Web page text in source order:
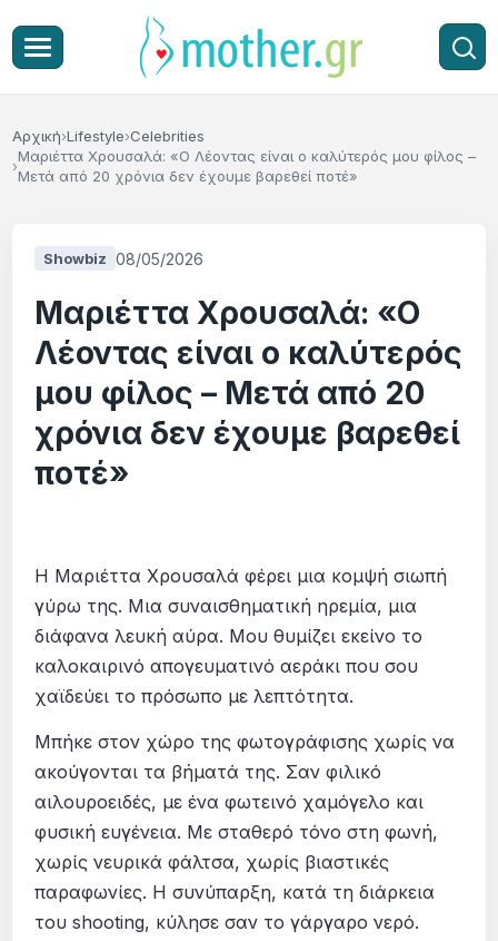
Αρχική Lifestyle Celebrities
Μαριέττα Χρουσαλά: «Ο Λέοντας είναι ο καλύτερός μου φίλος –
Μετά από 20 χρόνια δεν έχουμε βαρεθεί ποτέ»
Showbiz 08/05/2026
Μαριέττα Χρουσαλά: «Ο
Λέοντας είναι ο καλύτερός
μου φίλος – Μετά από 20
χρόνια δεν έχουμε βαρεθεί
ποτέ»
Η Μαριέττα Χρουσαλά φέρει μια κομψή σιωπή
γύρω της. Μια συναισθηματική ηρεμία, μια
διάφανα λευκή αύρα. Μου θυμίζει εκείνο το
καλοκαιρινό απογευματινό αεράκι που σου
χαϊδεύει το πρόσωπο με λεπτότητα.
Μπήκε στον χώρο της φωτογράφισης χωρίς να
ακούγονται τα βήματά της. Σαν φιλικό
αιλουροειδές, με ένα φωτεινό χαμόγελο και
φυσική ευγένεια. Με σταθερό τόνο στη φωνή,
χωρίς νευρικά φάλτσα, χωρίς βιαστικές
παραφωνίες. Η συνύπαρξη, κατά τη διάρκεια
του shooting, κύλησε σαν το γάργαρο νερό.